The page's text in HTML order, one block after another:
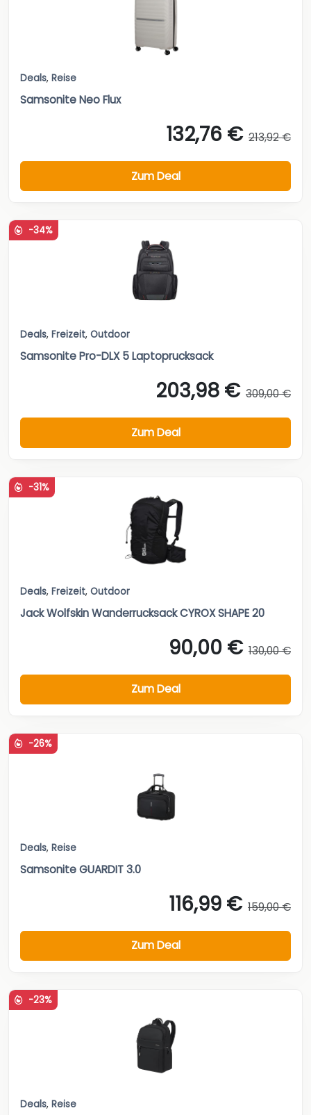
Deals, Reise
Samsonite Neo Flux
132,76 € 213,92 €
Zum Deal
-34%
Deals, Freizeit, Outdoor
Samsonite Pro-DLX 5 Laptoprucksack
203,98 € 309,00 €
Zum Deal
-31%
Deals, Freizeit, Outdoor
Jack Wolfskin Wanderrucksack CYROX SHAPE 20
90,00 € 130,00 €
Zum Deal
-26%
Deals, Reise
Samsonite GUARDIT 3.0
116,99 € 159,00 €
Zum Deal
-23%
Deals, Reise